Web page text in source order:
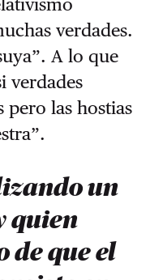
verdades.
A lo que
verdades
pero las hostias
un
quien
de que el